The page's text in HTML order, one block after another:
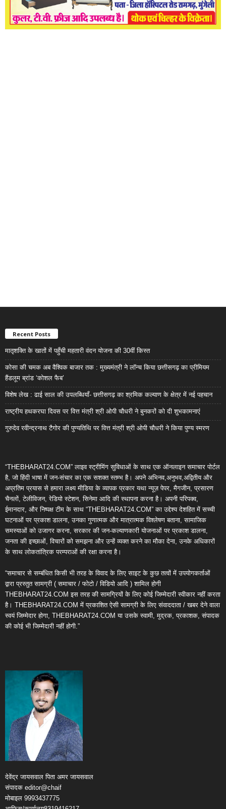
Recent Posts
मातृशक्ति के खातों में पहुँची महतारी वंदन योजना की 30वीं किस्त
कोसा की चमक अब वैश्विक बाजार तक : मुख्यमंत्री ने लॉन्च किया छत्तीसगढ़ का प्रीमियम
हैंडलूम ब्रांड ‘कोशल फैब’
विशेष लेख : ढाई साल की उपलब्धियाँ- छत्तीसगढ़ का श्रमिक कल्याण के क्षेत्र में नई पहचान
राष्ट्रीय हथकरघा दिवस पर वित्त मंत्री श्री ओपी चौधरी ने बुनकरों को दी शुभकामनाएं
गुरुदेव रवीन्द्रनाथ टैगोर की पुण्यतिथि पर वित्त मंत्री श्री ओपी चौधरी ने किया पुण्य स्मरण
“THEBHARAT24.COM” लाइव स्ट्रीमिंग सुविधाओं के साथ एक ऑनलाइन समाचार पोर्टल
है, जो हिंदी भाषा में जन-संचार का एक सशक्त स्तम्भ है। अपने अभिनव,अनुभव,अद्वितीय और
अप्रतिम प्रयास से हमारा लक्ष्य मीडिया के व्यापक प्रकार यथा न्यूज़ पेपर, मैगजीन, प्रसारण
चैनलों, टेलीविजन, रेडियो स्टेशन, सिनेमा आदि की स्थापना करना है। अपनी परिपक्व,
ईमानदार, और निष्पक्ष टीम के साथ “THEBHARAT24.COM” का उद्देश्य देशहित में सच्ची
घटनाओं पर प्रकाश डालना, उनका गुणात्मक और मात्रात्मक विश्लेषण बताना, सामाजिक
समस्याओं को उजागर करना, सरकार की जन-कल्याणकारी योजनाओं पर प्रकाश डालना,
जनता की इच्छाओं, विचारों को समझना और उन्हें व्यक्त करने का मौका देना, उनके अधिकारों
के साथ लोकतांत्रिक परम्पराओं की रक्षा करना है।
“समाचार से सम्बंधित किसी भी तरह के विवाद के लिए साइट के कुछ तत्वों में उपयोगकर्ताओं
द्वारा प्रस्तुत सामग्री ( समाचार / फोटो / विडियो आदि ) शामिल होगी
THEBHARAT24.COM इस तरह की सामग्रियों के लिए कोई जिम्मेदारी स्वीकार नहीं करता
है। THEBHARAT24.COM में प्रकाशित ऐसी सामग्री के लिए संवाददाता / खबर देने वाला
स्वयं जिम्मेदार होगा, THEBHARAT24.COM या उसके स्वामी, मुद्रक, प्रकाशक, संपादक
की कोई भी जिम्मेदारी नहीं होगी.”
देवेंद्र जायसवाल पिता अमर जायसवाल
संपादक editor@chaif
मोबाइल 9993437775